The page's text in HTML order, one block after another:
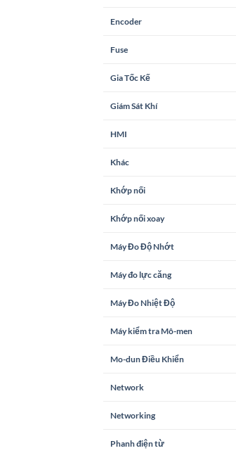
Encoder
Fuse
Gia Tốc Kế
Giám Sát Khí
HMI
Khác
Khớp nối
Khớp nối xoay
Máy Đo Độ Nhớt
Máy đo lực căng
Máy Đo Nhiệt Độ
Máy kiểm tra Mô-men
Mo-dun Điều Khiển
Network
Networking
Phanh điện từ